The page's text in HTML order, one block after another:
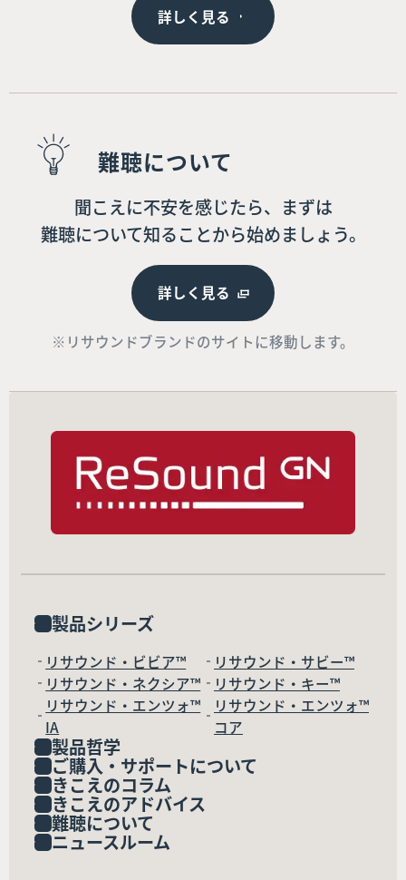
詳しく見る
難聴について
聞こえに不安を感じたら、まずは
難聴について知ることから始めましょう。
詳しく見る
※リサウンドブランドのサイトに移動します。
製品シリーズ
リサウンド・ビビア™
リサウンド・サビー™
リサウンド・ネクシア™
リサウンド・キー™
リサウンド・エンツォ™
IA
リサウンド・エンツォ™
コア
製品哲学
ご購入・サポートについて
きこえのコラム
きこえのアドバイス
難聴について
ニュースルーム